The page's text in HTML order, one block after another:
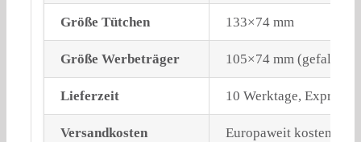
Größe Tütchen 133×74 mm
Größe Werbeträger 105×74 mm (gefalzt)
Lieferzeit 10 Werktage,
Versandkosten Europaweit